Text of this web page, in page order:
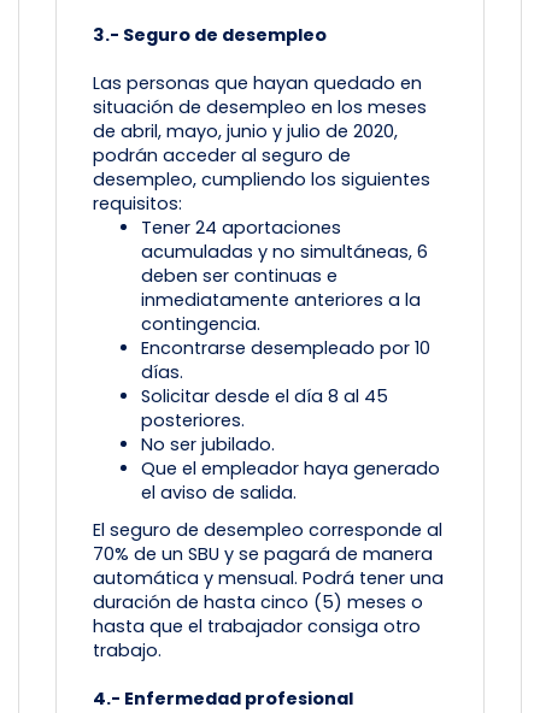
3.- Seguro de desempleo
Las personas que hayan quedado en
situación de desempleo en los meses
de abril, mayo, junio y julio de 2020,
podrán acceder al seguro de
desempleo, cumpliendo los siguientes
requisitos:
Tener 24 aportaciones
acumuladas y no simultáneas, 6
deben ser continuas e
inmediatamente anteriores a la
contingencia.
Encontrarse desempleado por 10
días.
Solicitar desde el día 8 al 45
posteriores.
No ser jubilado.
Que el empleador haya generado
el aviso de salida.
El seguro de desempleo corresponde al
70% de un SBU y se pagará de manera
automática y mensual. Podrá tener una
duración de hasta cinco (5) meses o
hasta que el trabajador consiga otro
trabajo.
4.- Enfermedad profesional